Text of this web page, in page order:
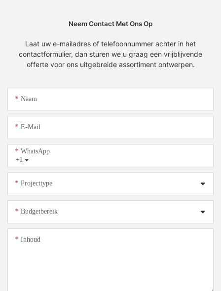
Neem Contact Met Ons Op
Laat uw e-mailadres of telefoonnummer achter in het
contactformulier, dan sturen we u graag een vrijblijvende
offerte voor ons uitgebreide assortiment ontwerpen.
Naam
E-Mail
+1
WhatsApp
Projecttype
Budgetbereik
Inhoud